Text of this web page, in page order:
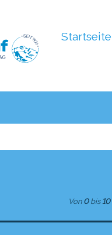
Startseite
Von 0 bis 10